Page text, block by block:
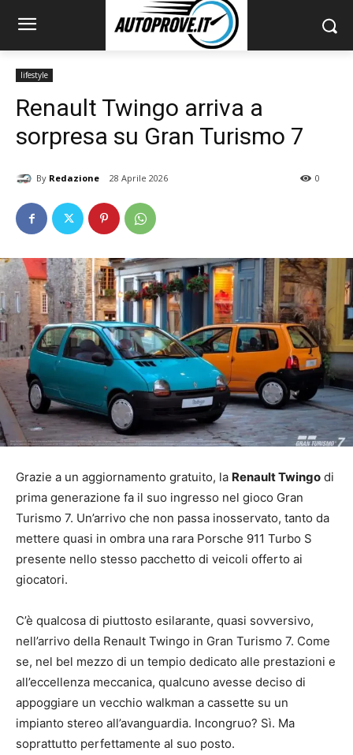
lifestyle
Renault Twingo arriva a
sorpresa su Gran Turismo 7
By Redazione 28 Aprile 2026 0
Grazie a un aggiornamento gratuito, la Renault Twingo di
prima generazione fa il suo ingresso nel gioco Gran
Turismo 7. Un’arrivo che non passa inosservato, tanto da
mettere quasi in ombra una rara Porsche 911 Turbo S
presente nello stesso pacchetto di veicoli offerto ai
giocatori.
C’è qualcosa di piuttosto esilarante, quasi sovversivo,
nell’arrivo della Renault Twingo in Gran Turismo 7. Come
se, nel bel mezzo di un tempio dedicato alle prestazioni e
all’eccellenza meccanica, qualcuno avesse deciso di
appoggiare un vecchio walkman a cassette su un
impianto stereo all’avanguardia. Incongruo? Sì. Ma
soprattutto perfettamente al suo posto.